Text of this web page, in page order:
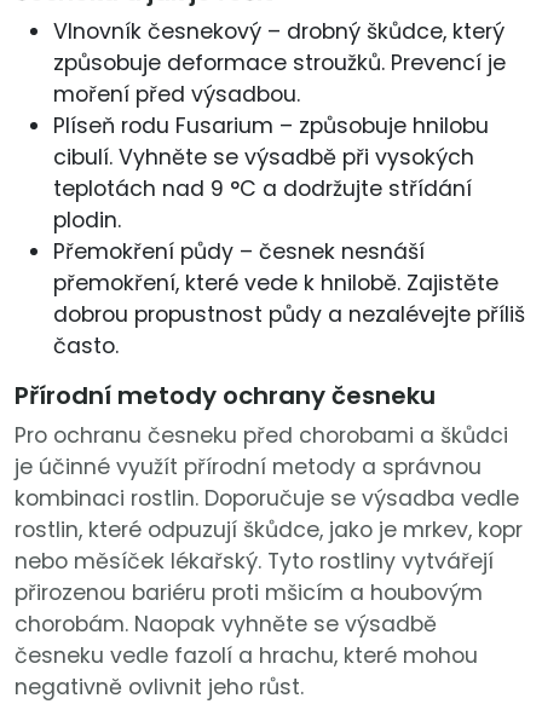
Vlnovník česnekový – drobný škůdce, který
způsobuje deformace stroužků. Prevencí je
moření před výsadbou.
Plíseň rodu Fusarium – způsobuje hnilobu
cibulí. Vyhněte se výsadbě při vysokých
teplotách nad 9 °C a dodržujte střídání
plodin.
Přemokření půdy – česnek nesnáší
přemokření, které vede k hnilobě. Zajistěte
dobrou propustnost půdy a nezalévejte příliš
často.
Přírodní metody ochrany česneku
Pro ochranu česneku před chorobami a škůdci
je účinné využít přírodní metody a správnou
kombinaci rostlin. Doporučuje se výsadba vedle
rostlin, které odpuzují škůdce, jako je mrkev, kopr
nebo měsíček lékařský. Tyto rostliny vytvářejí
přirozenou bariéru proti mšicím a houbovým
chorobám. Naopak vyhněte se výsadbě
česneku vedle fazolí a hrachu, které mohou
negativně ovlivnit jeho růst.